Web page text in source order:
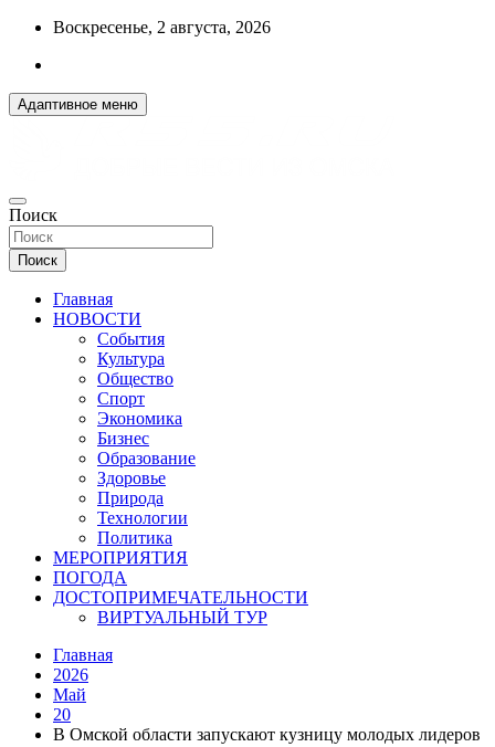
Перейти
содержимому
Воскресенье, 2 августа, 2026
Адаптивное меню
R55.RU
ДОБРЫЕ ВЕСТИ ИЗ ОМСКА
Поиск
Поиск
Главная
НОВОСТИ
События
Культура
Общество
Спорт
Экономика
Бизнес
Образование
Здоровье
Природа
Технологии
Политика
МЕРОПРИЯТИЯ
ПОГОДА
ДОСТОПРИМЕЧАТЕЛЬНОСТИ
ВИРТУАЛЬНЫЙ ТУР
Главная
2026
Май
20
В Омской области запускают кузницу молодых лидеров